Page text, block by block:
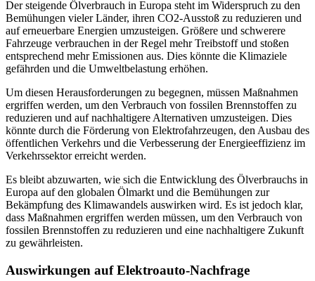
Der steigende Ölverbrauch in Europa steht im Widerspruch zu den
Bemühungen vieler Länder, ihren CO2-Ausstoß zu reduzieren und
auf erneuerbare Energien umzusteigen. Größere und schwerere
Fahrzeuge verbrauchen in der Regel mehr Treibstoff und stoßen
entsprechend mehr Emissionen aus. Dies könnte die Klimaziele
gefährden und die Umweltbelastung erhöhen.
Um diesen Herausforderungen zu begegnen, müssen Maßnahmen
ergriffen werden, um den Verbrauch von fossilen Brennstoffen zu
reduzieren und auf nachhaltigere Alternativen umzusteigen. Dies
könnte durch die Förderung von Elektrofahrzeugen, den Ausbau des
öffentlichen Verkehrs und die Verbesserung der Energieeffizienz im
Verkehrssektor erreicht werden.
Es bleibt abzuwarten, wie sich die Entwicklung des Ölverbrauchs in
Europa auf den globalen Ölmarkt und die Bemühungen zur
Bekämpfung des Klimawandels auswirken wird. Es ist jedoch klar,
dass Maßnahmen ergriffen werden müssen, um den Verbrauch von
fossilen Brennstoffen zu reduzieren und eine nachhaltigere Zukunft
zu gewährleisten.
Auswirkungen auf Elektroauto-Nachfrage